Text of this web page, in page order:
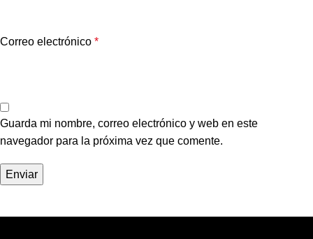
Correo electrónico *
Guarda mi nombre, correo electrónico y web en este
navegador para la próxima vez que comente.